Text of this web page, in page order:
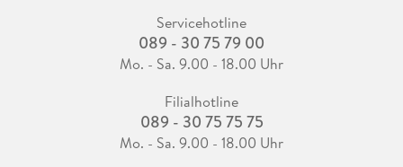
Servicehotline
089 - 30 75 79 00
Mo. - Sa. 9.00 - 18.00 Uhr
Filialhotline
089 - 30 75 75 75
Mo. - Sa. 9.00 - 18.00 Uhr